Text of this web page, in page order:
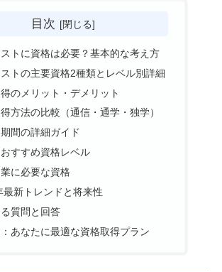
目次
トに資格は必要？基本的な考え方
トの主要資格2種類とレベル別詳細
のメリット・デメリット
方法の比較（通信・通学・独学）
間の詳細ガイド
すすめ資格レベル
に必要な資格
最新トレンドと将来性
質問と回答
：あなたに最適な資格取得プラン